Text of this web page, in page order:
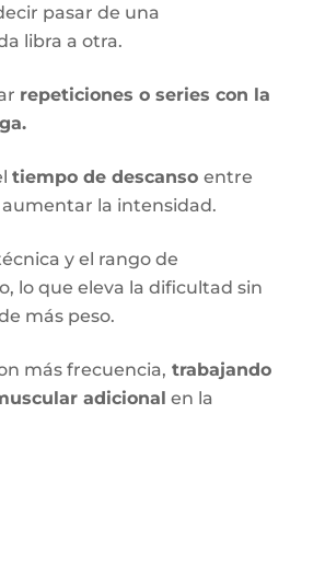
pasar de una
libra a otra.
repeticiones o series con la
tiempo de descanso entre
aumentar la intensidad.
y el rango de
lo que eleva la dificultad sin
más peso.
más frecuencia, trabajando
adicional en la